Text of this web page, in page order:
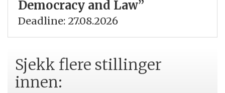
Democracy and Law”
Deadline: 27.08.2026
Sjekk flere stillinger
innen: